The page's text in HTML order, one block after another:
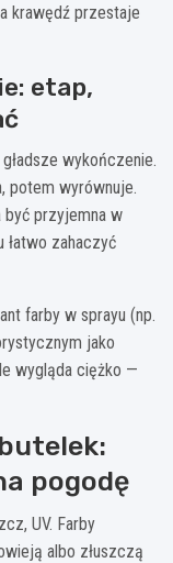
krawędź przestaje
etap,
wykończenie.
potem wyrównuje.
być przyjemna w
łatwo zahaczyć
farby w sprayu (np.
jako
wygląda ciężko —
pogodę
UV. Farby
albo złuszczą